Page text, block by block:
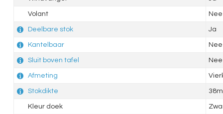
Volant Nee
Deelbare stok Ja
Kantelbaar Nee
Sluit boven tafel Nee
Afmeting
Stokdikte
Kleur doek